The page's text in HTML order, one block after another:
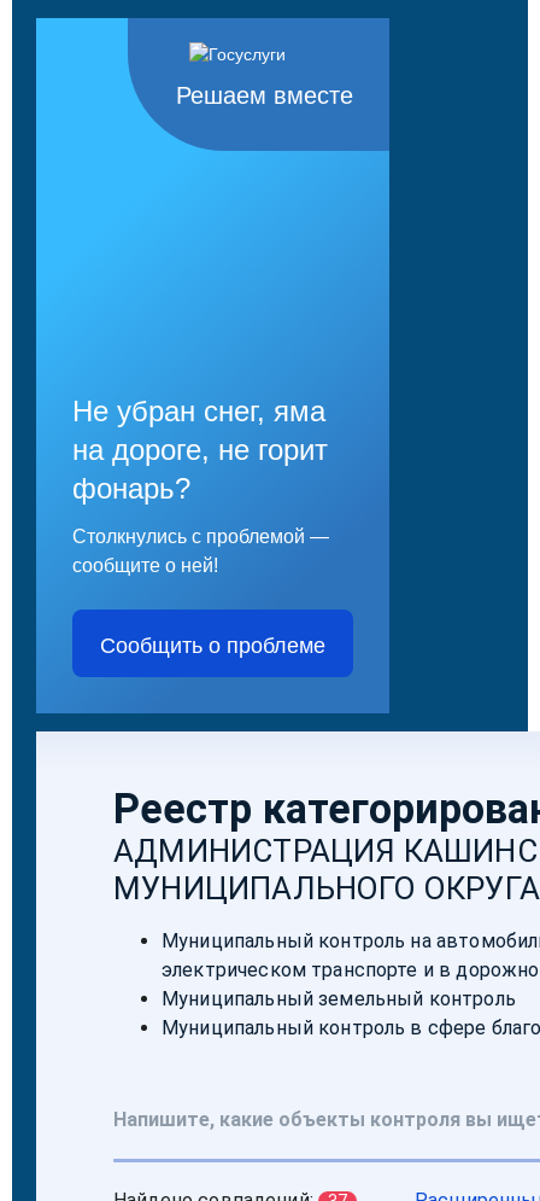
Решаем вместе
Не убран снег, яма
на дороге, не горит
фонарь?
Столкнулись с проблемой —
сообщите о ней!
Сообщить о проблеме